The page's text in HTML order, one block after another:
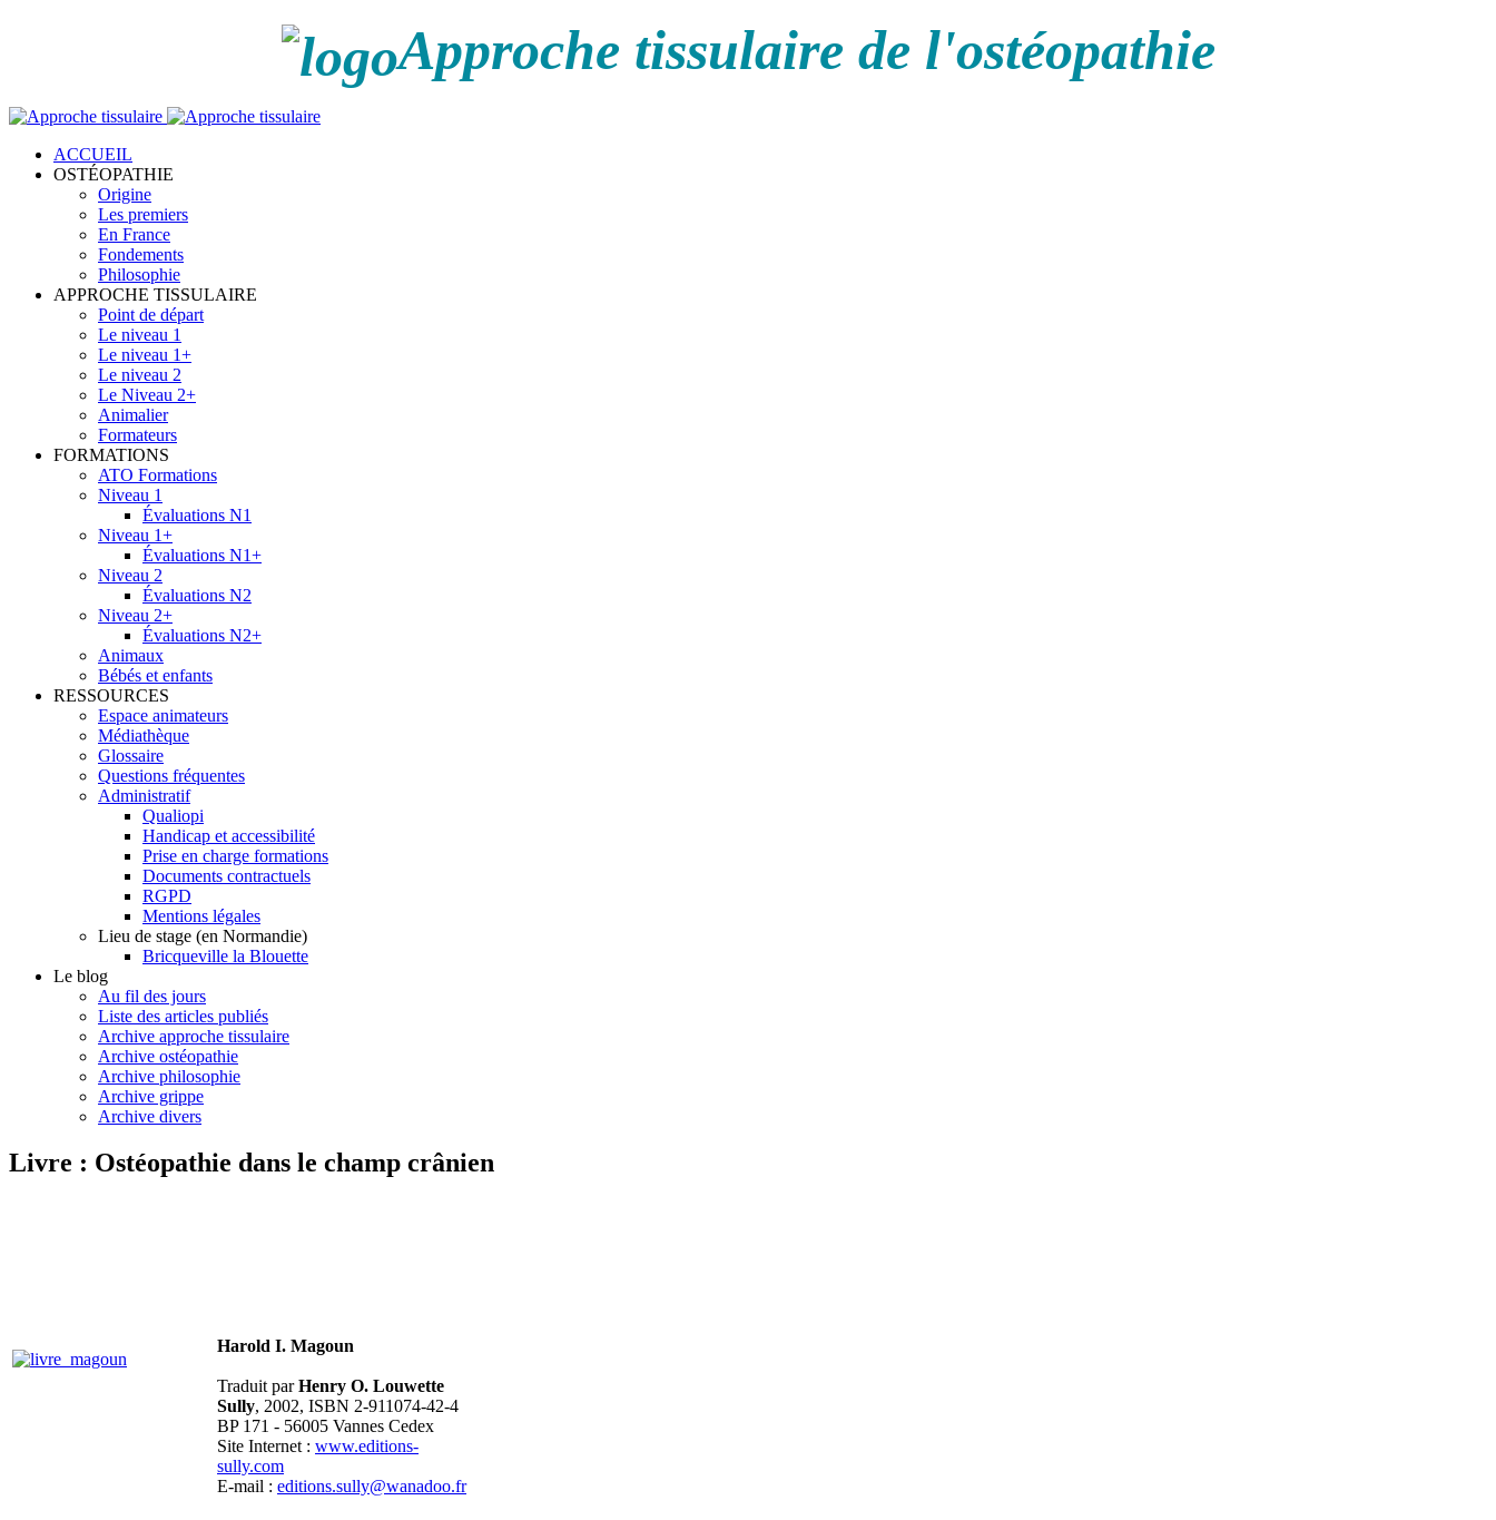
Approche tissulaire de l'ostéopathie
ACCUEIL
OSTÉOPATHIE
Origine
Les premiers
En France
Fondements
Philosophie
APPROCHE TISSULAIRE
Point de départ
Le niveau 1
Le niveau 1+
Le niveau 2
Le Niveau 2+
Animalier
Formateurs
FORMATIONS
ATO Formations
Niveau 1
Évaluations N1
Niveau 1+
Évaluations N1+
Niveau 2
Évaluations N2
Niveau 2+
Évaluations N2+
Animaux
Bébés et enfants
RESSOURCES
Espace animateurs
Médiathèque
Glossaire
Questions fréquentes
Administratif
Qualiopi
Handicap et accessibilité
Prise en charge formations
Documents contractuels
RGPD
Mentions légales
Lieu de stage (en Normandie)
Bricqueville la Blouette
Le blog
Au fil des jours
Liste des articles publiés
Archive approche tissulaire
Archive ostéopathie
Archive philosophie
Archive grippe
Archive divers
Livre : Ostéopathie dans le champ crânien
Harold I. Magoun
Traduit parHenry O. Louwette
Sully, 2002, ISBN 2-911074-42-4
BP 171 - 56005 Vannes Cedex
Site Internet : www.editions-
sully.com
E-mail : editions.sully@wanadoo.fr